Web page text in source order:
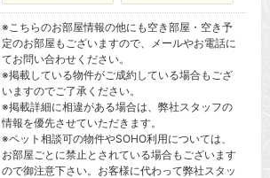
※こちらのお部屋情報の他にも空き部屋・空き予
定のお部屋もございますので、メールやお電話に
てお問い合わせください。
※掲載している物件がご成約している場合もござ
いますのでご了承ください。
※掲載詳細に相違がある場合は、弊社スタッフの
情報を優先させていただきます。
※ペット相談可の物件やSOHO利用については、
お部屋ごとに禁止とされている場合もございます
ので御注意下さい。お客様に代わって弊社スタッ